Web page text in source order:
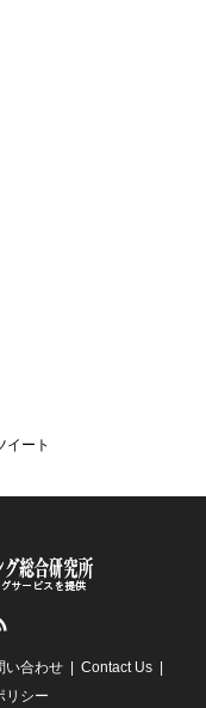
イート
い合わせ
Contact Us
リシー